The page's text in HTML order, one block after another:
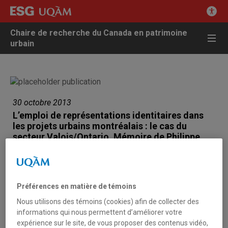
Chaire de recherche du Canada en patrimoine
urbain
30 octobre 2013
L’emploi de représentations identitaires dans
les projets urbains montréalais : le cas du
secteur Valois/Ontario. Mémoire de Philippe
identitaires dans les projets urbains montréalais : le cas du
secteur Valois/Ontario » Mémoire. Montréal (Québec, Canada),
Université du Québec à Montréal, Maîtrise en études urbaines.
Préférences en matière de témoins
Nous utilisons des témoins (cookies) afin de collecter des
informations qui nous permettent d’améliorer votre
expérience sur le site, de vous proposer des contenus vidéo,